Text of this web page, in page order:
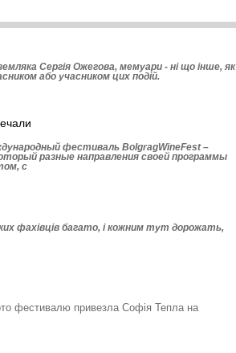
Сергія Ожегова, мемуари - ні що інше, як
або учасником цих подій.
фестиваль BolgragWineFest –
разные направления своей программы
с
фахівців багато, і кожним тут дорожать,
фестивалю привезла Софія Тепла на